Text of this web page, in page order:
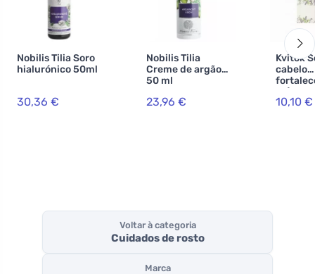
Nobilis Tilia Soro
hialurónico 50ml
30,36 €
Nobilis Tilia
Creme de argão
50 ml
23,96 €
Kvitok
cabelo
ml) -
para
10,10 €
Voltar à categoria
Cuidados de rosto
Marca